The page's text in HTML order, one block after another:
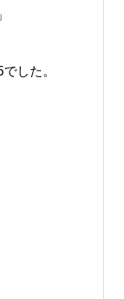
した。